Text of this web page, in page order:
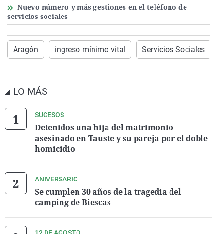
Nuevo número y más gestiones en el teléfono de
servicios sociales
Aragón ingreso mínimo vital Servicios Sociales
LO MÁS
SUCESOS
Detenidos una hija del matrimonio
asesinado en Tauste y su pareja por el doble
homicidio
ANIVERSARIO
Se cumplen 30 años de la tragedia del
camping de Biescas